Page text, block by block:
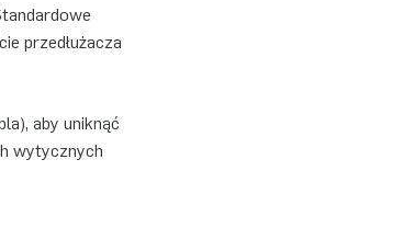
przedłużacza
aby uniknąć
wytycznych